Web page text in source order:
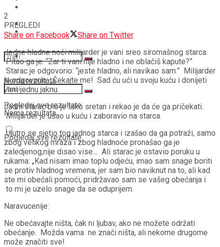
SPORT
Nema rezultata
Pogledaj sve rezultate
MAGAZIN
SPORT
Nema rezultata
Pogledaj sve rezultate
2
PREGLEDI
Share on Facebook
Share on Twitter
Jedne hladne noći milijarder je vani sreo siromašnog starca.
Pitao ga je: “Zar ti vani nije hladno i ne oblačiš kapute?”
Starac je odgovorio: “jeste hladno, ali navikao sam.” Milijarder
je odgovorio: „Čekajte me! Sad ću ući u svoju kuću i donijeti
vam jednu jaknu.
Jadni starac bio je tako sretan i rekao je da će ga pričekati.
Milijarder je ušao u kuću i zaboravio na starca.
Ujutro se sjetio tog jadnog starca i izašao da ga potraži, samo
zbog velikog mraza i zbog hladnoće pronašao ga je
zaledjenog,nije disao vise… Ali starac je ostavio poruku u
rukama: „Kad nisam imao toplu odjeću, imao sam snage boriti
se protiv hladnog vremena, jer sam bio naviknut na to, ali kad
ste mi obećali pomoći, pridržavao sam se vašeg obećanja i
to mi je uzelo snage da se oduprijem.
Naravucenije:
Ne obećavajte ništa, čak ni ljubav, ako ne možete održati
obećanje. Možda vama ne znači ništa, ali nekome drugome
može značiti sve!